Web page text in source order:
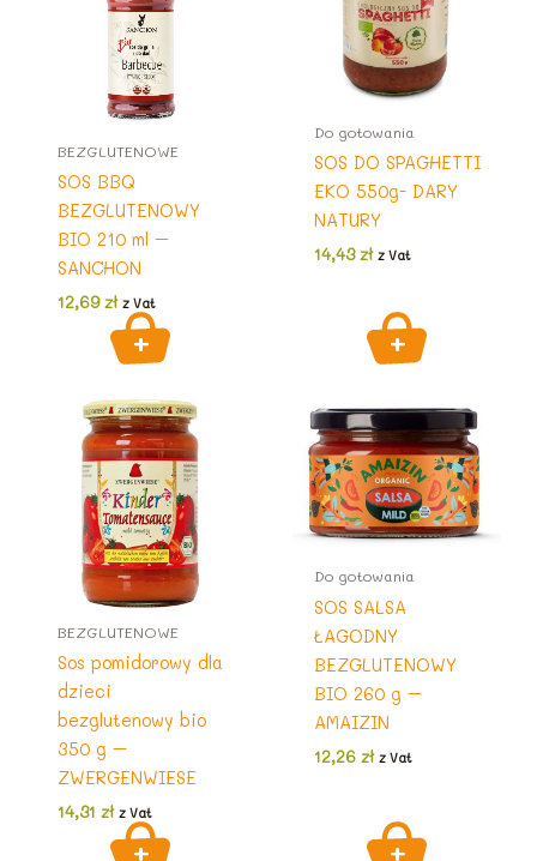
BEZGLUTENOWE
SOS BBQ
BEZGLUTENOWY
BIO 210 ml –
SANCHON
12,69zł z Vat
Do gotowania
SOS DO SPAGHETTI
EKO 550g- DARY
NATURY
14,43zł z Vat
BEZGLUTENOWE
Sos pomidorowy dla
dzieci
bezglutenowy bio
350 g –
ZWERGENWIESE
14,31 zł z Vat
Do gotowania
SOS SALSA
ŁAGODNY
BEZGLUTENOWY
BIO 260 g –
AMAIZIN
12,26 zł z Vat